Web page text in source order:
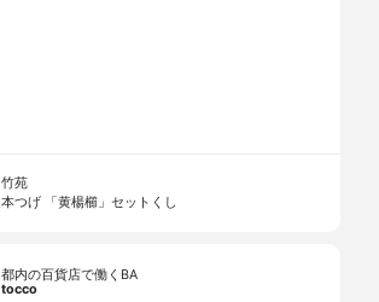
竹苑
本つげ 「黄楊櫛」セットくし
都内の百貨店で働くBA
tocco